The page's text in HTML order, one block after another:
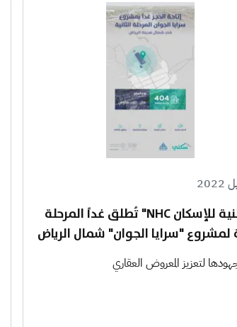
"الوطنية للإسكان NHC" تُطلق غداً المرحلة
لمشروع "سرايا الجوان" شمال الرياض
لتعزيز المعروض العقاري